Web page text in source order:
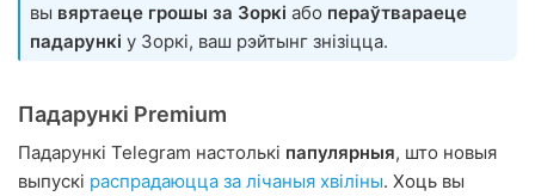
вы вяртаеце грошы за Зоркі або пераўтвараеце
падарункі у Зоркі, ваш рэйтынг знізіцца.
Падарункі Premium
Падарункі Telegram настолькі папулярныя, што новыя
выпускі распрадаюцца за лічаныя хвіліны. Хоць вы